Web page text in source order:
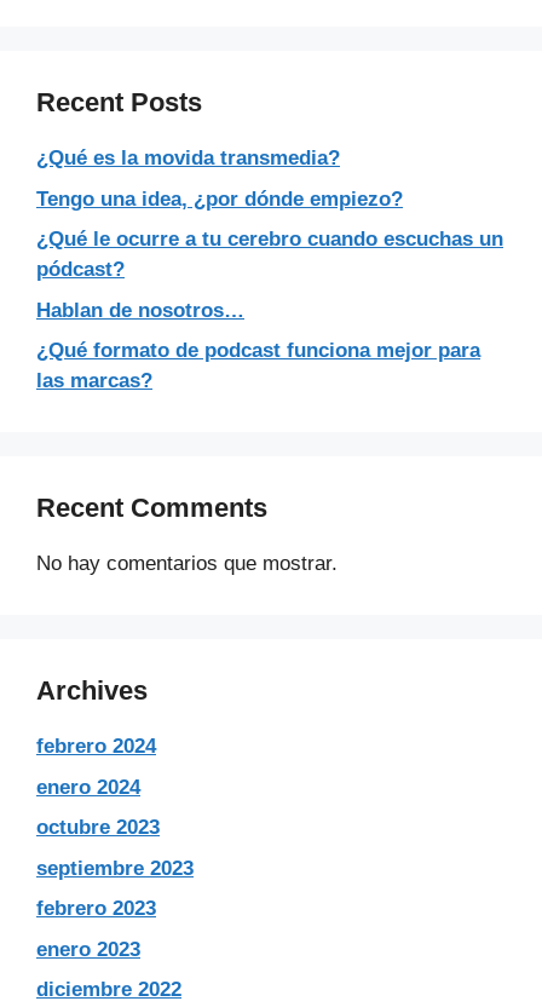
Recent Posts
¿Qué es la movida transmedia?
Tengo una idea, ¿por dónde empiezo?
¿Qué le ocurre a tu cerebro cuando escuchas un
pódcast?
Hablan de nosotros…
¿Qué formato de podcast funciona mejor para
las marcas?
Recent Comments
No hay comentarios que mostrar.
Archives
febrero 2024
enero 2024
octubre 2023
septiembre 2023
febrero 2023
enero 2023
diciembre 2022